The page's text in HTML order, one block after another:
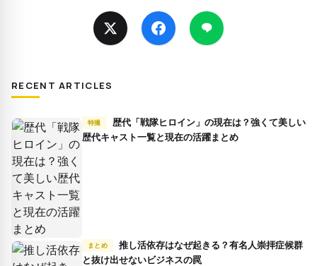
RECENT ARTICLES
特撮
歴代キャスト一覧と現在の活躍まとめ
まとめ
推し活依存はなぜ起きる？有名人崇拝症候群
と抜け出せないビジネスの罠